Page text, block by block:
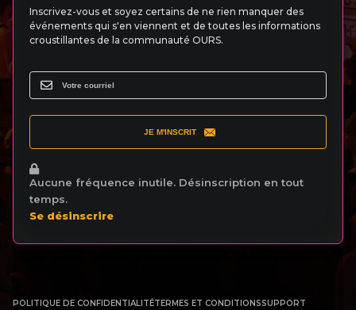
Inscrivez-vous et soyez certains de ne rien manquer des
événements qui s'en viennent et de toutes les informations
croustillantes de la communauté OURS.
JE M'INSCRIT
Aucune fréquence inutile. Désinscription en tout
temps.
Se désinscrire
POLITIQUE DE CONFIDENTIALITÉTERMES ET CONDITIONSSUPPORT